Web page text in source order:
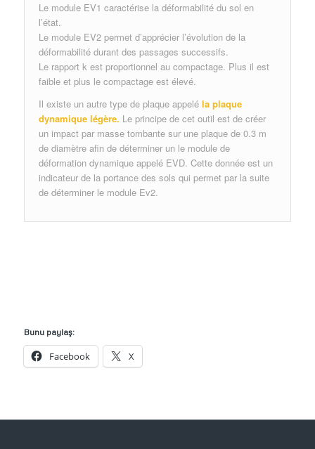
Le module EV1 caractérise la déformabilité du sol en
l’état.
Le module EV2 permet d’apprécier l’évolution de la
déformabilité durant des passages successifs.
Le rapport k est proportionnel au compactage. Plus il est
faible et plus le compactage est élevé.
Il existe un autre type de plaque appelé la plaque
dynamique légère. Le principe de cet outil est de créer
un impact par masse tombante sur une plaque de 0.3 m
de diamètre afin de déterminer un le module de
déformation dynamique appelé EVD. Cette donnée est un
indicateur de la portance des sols qui permet par la suite
de déterminer le module Ev2.
Bunu paylaş:
Facebook X